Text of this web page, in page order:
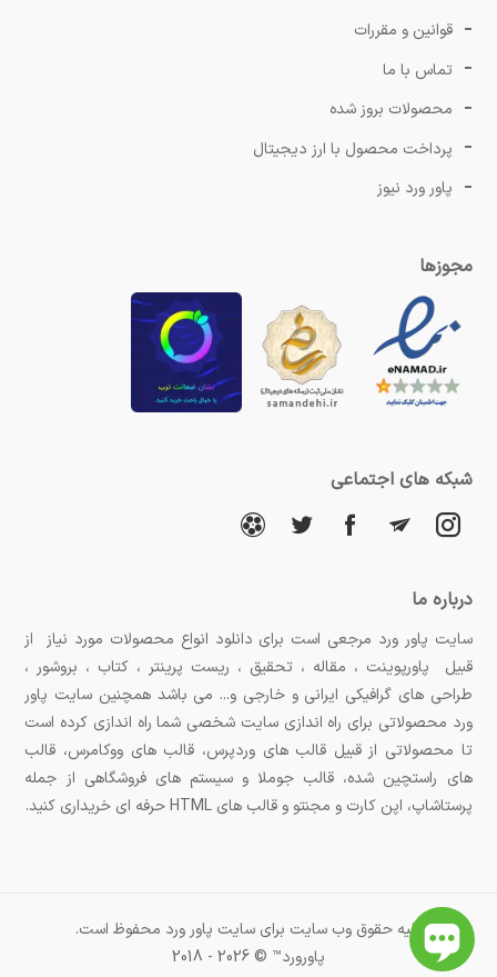
قوانین و مقررات
تماس با ما
محصولات بروز شده
پرداخت محصول با ارز دیجیتال
پاور ورد نیوز
مجوزها
شبکه های اجتماعی
درباره ما
سایت پاور ورد مرجعی است برای دانلود انواع محصولات مورد نیاز از
قبیل پاورپوینت ، مقاله ، تحقیق ، ریست پرینتر ، کتاب ، بروشور ،
طراحی های گرافیکی ایرانی و خارجی و... می باشد همچنین سایت پاور
ورد محصولاتی برای راه اندازی سایت شخصی شما راه اندازی کرده است
تا محصولاتی از قبیل قالب های وردپرس، قالب های ووکامرس، قالب
های راستچین شده، قالب جوملا و سیستم های فروشگاهی از جمله
پرستاشاپ، اپن کارت و مجنتو و قالب های HTML حرفه ای خریداری کنید.
کلیه حقوق وب سایت برای سایت پاور ورد محفوظ است.
پاورورد™ © 2026 - 2018